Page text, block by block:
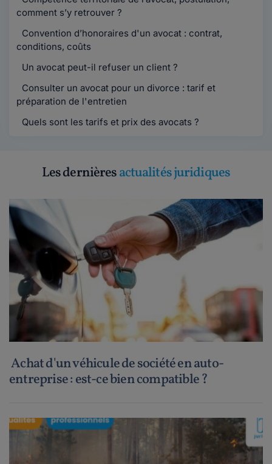
comment s’y retrouver ?
Convention d’honoraires d'un avocat : contrat,
conditions, coûts
Un avocat peut-il refuser un client ?
Consulter un avocat pour un divorce : tarif et
préparation de l'entretien
Quels sont les tarifs et prix des avocats ?
Les dernièresactualités juridiques
Achat d'un véhicule de société en auto-
entreprise : est-ce bien compatible ?